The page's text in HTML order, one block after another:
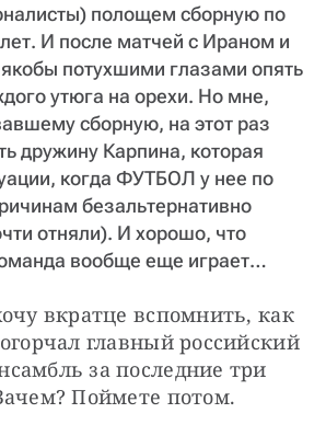
полощем сборную по
И после матчей с Ираном и
потухшими глазами опять
утюга на орехи. Но мне,
сборную, на этот раз
дружину Карпина, которая
когда ФУТБОЛ у нее по
безальтернативно
отняли). И хорошо, что
вообще еще играет…
вкратце вспомнить, как
главный российский
за последние три
Поймете потом.